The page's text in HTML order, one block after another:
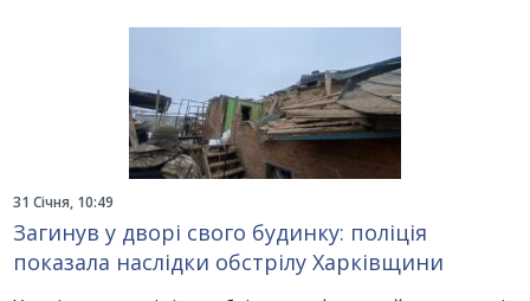
31 Січня, 10:49
Загинув у дворі свого будинку: поліція
показала наслідки обстрілу Харківщини